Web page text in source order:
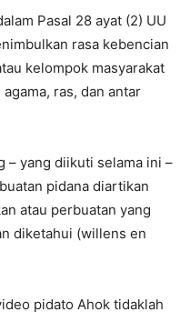
Pasal 28 ayat (2) UU
rasa kebencian
kelompok masyarakat
ras, dan antar
– yang diikuti selama ini –
pidana diartikan
atau perbuatan yang
diketahui (willens en
pidato Ahok tidaklah